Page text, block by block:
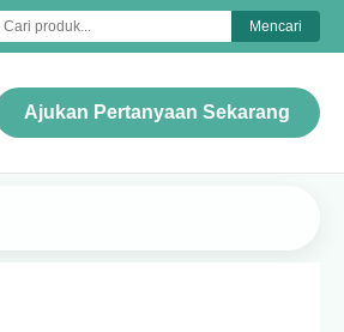
Mencari
Ajukan Pertanyaan Sekarang